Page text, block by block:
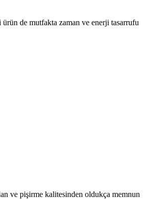
de mutfakta zaman ve enerji tasarrufu
ve pişirme kalitesinden oldukça memnun